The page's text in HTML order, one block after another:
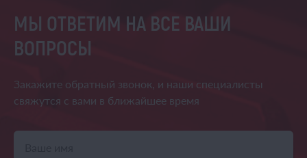
МЫ ОТВЕТИМ НА ВСЕ ВАШИ
ВОПРОСЫ
Закажите обратный звонок, и наши специалисты
свяжутся с вами в ближайшее время